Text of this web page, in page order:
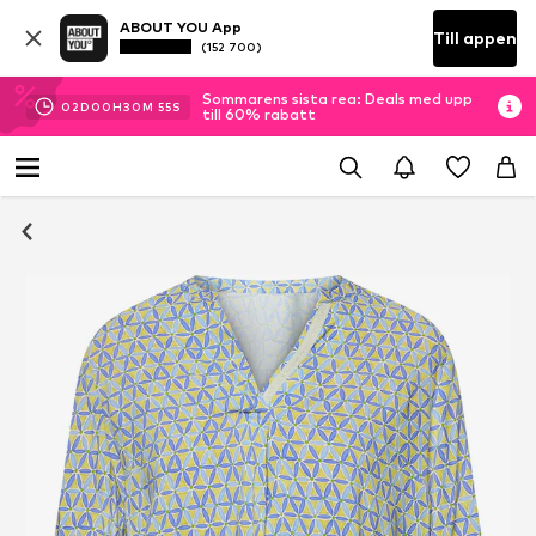
ABOUT YOU App
(152 700) Till appen
02D 00H30M 54S
Sommarens sista rea: Deals med upp
till 60% rabatt